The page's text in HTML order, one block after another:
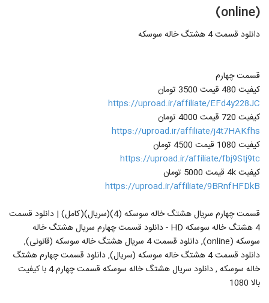
(online)
دانلود قسمت 4 هشتگ خاله سوسکه
قسمت چهارم
کیفیت 480 قیمت 3500 تومان
https://uproad.ir/affiliate/EFd4y228JC
کیفیت 720 قیمت 4000 تومان
https://uproad.ir/affiliate/j4t7HAKfhs
کیفیت 1080 قیمت 4500 تومان
https://uproad.ir/affiliate/fbj9Stj9tc
کیفیت 4k قیمت 5000 تومان
https://uproad.ir/affiliate/9BRnfHFDkB
قسمت چهارم سریال هشتگ خاله سوسکه (4)(سریال)(کامل) | دانلود قسمت
4 هشتگ خاله سوسکه HD - دانلود قسمت چهارم سریال هشتگ خاله
سوسکه (online), دانلود قسمت 4 سریال هشتگ خاله سوسکه (قانونی),
دانلود قسمت 4 هشتگ خاله سوسکه (سریال), دانلود قسمت چهارم هشتگ
خاله سوسکه , دانلود سریال هشتگ خاله سوسکه قسمت چهارم 4 با کیفیت
بالا 1080